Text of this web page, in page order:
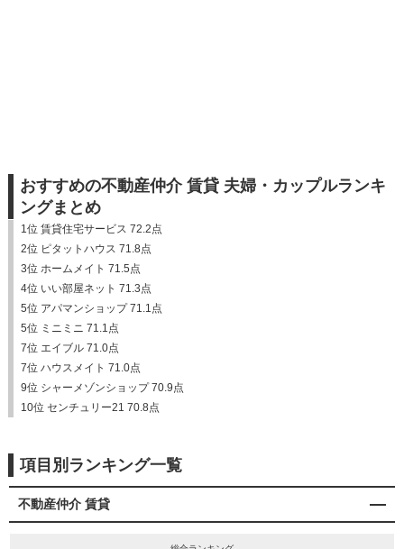
おすすめの不動産仲介 賃貸 夫婦・カップルランキ
ングまとめ
1位 賃貸住宅サービス 72.2点
2位 ピタットハウス 71.8点
3位 ホームメイト 71.5点
4位 いい部屋ネット 71.3点
5位 アパマンショップ 71.1点
5位 ミニミニ 71.1点
7位 エイブル 71.0点
7位 ハウスメイト 71.0点
9位 シャーメゾンショップ 70.9点
10位 センチュリー21 70.8点
項目別ランキング一覧
不動産仲介 賃貸